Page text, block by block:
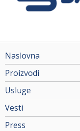
Naslovna
Proizvodi
Usluge
Vesti
Press